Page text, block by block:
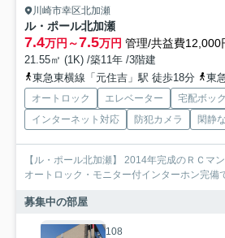
川崎市幸区北加瀬
ル・ポール北加瀬
7.4万円～7.5万円 管理/共益費12,000
21.55㎡ (1K) /築11年 /3階建
東急東横線「元住吉」駅 徒歩18分
東急
オートロック エレベーター
宅配ボッ
インターネット対応
防犯カメラ 閑静
【ル・ポール北加瀬】 2014年完成のＲＣマ
オートロック・モニター付インターホン完備
募集中の部屋
108